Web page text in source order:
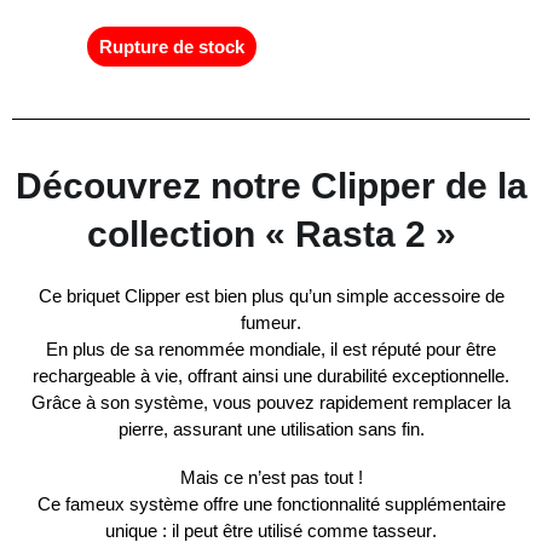
Rupture de stock
Découvrez notre Clipper de la
collection « Rasta 2 »
Ce briquet Clipperest bien plus qu’un simple accessoire de
fumeur.
En plus de sa renommée mondiale, il est réputé pour être
rechargeable à vie, offrant ainsi une durabilité exceptionnelle.
Grâce à son système, vous pouvez rapidement remplacer la
pierre, assurant une utilisation sans fin.
Mais ce n’est pas tout !
Ce fameux système offre une fonctionnalité supplémentaire
unique : il peut être utilisé comme tasseur.